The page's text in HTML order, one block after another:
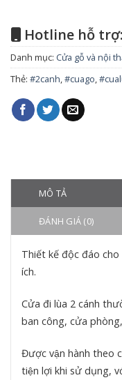
Hotline hỗ trợ:
Danh mục: Cửa gỗ và nội
Thẻ: #2canh,#cuago,
MÔ TẢ
ĐÁNH GIÁ (0)
Thiết kế độc đáo
ích.
Cửa đi lùa 2 cánh
ban công, cửa
Được vận hành theo
tiện lợi khi sử dụng,